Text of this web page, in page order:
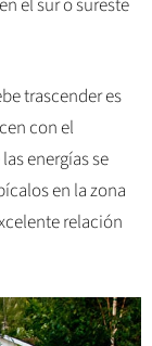
el sur o sureste
trascender es
con el
energías se
en la zona
relación